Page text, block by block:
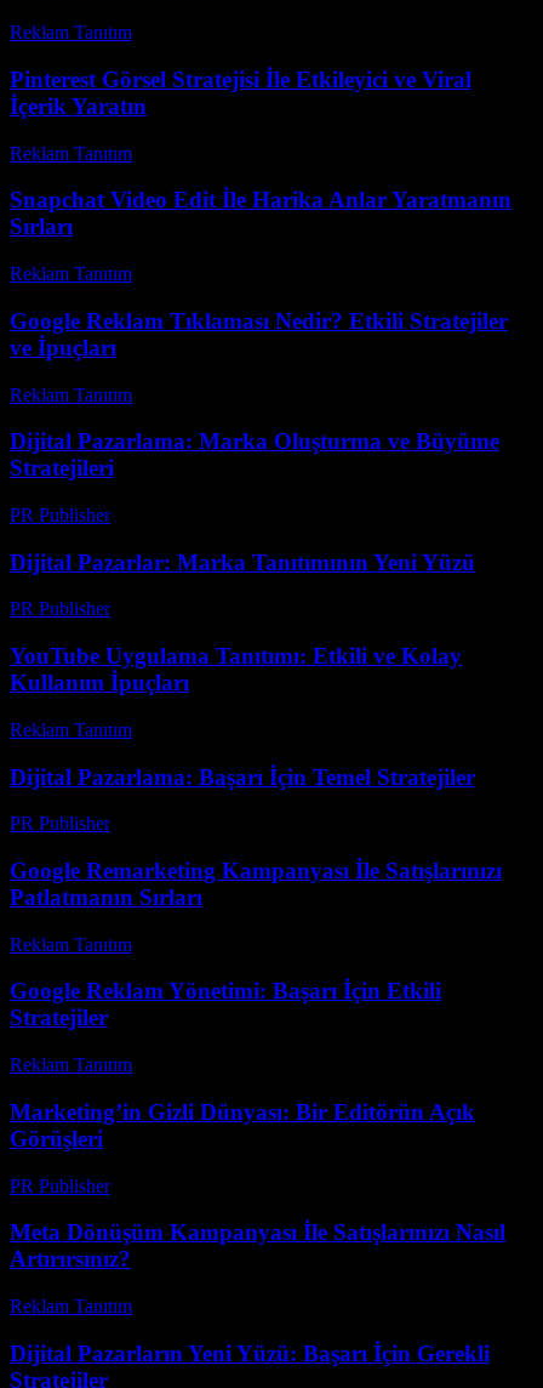
Reklam Tanıtım
Pinterest Görsel Stratejisi İle Etkileyici ve Viral
İçerik Yaratın
Reklam Tanıtım
Snapchat Video Edit İle Harika Anlar Yaratmanın
Sırları
Reklam Tanıtım
Google Reklam Tıklaması Nedir? Etkili Stratejiler
ve İpuçları
Reklam Tanıtım
Dijital Pazarlama: Marka Oluşturma ve Büyüme
Stratejileri
PR Publisher-
Dijital Pazarlar: Marka Tanıtımının Yeni Yüzü
PR Publisher-
YouTube Uygulama Tanıtımı: Etkili ve Kolay
Kullanım İpuçları
Reklam Tanıtım
Dijital Pazarlama: Başarı İçin Temel Stratejiler
PR Publisher-
Google Remarketing Kampanyası İle Satışlarınızı
Patlatmanın Sırları
Reklam Tanıtım
Google Reklam Yönetimi: Başarı İçin Etkili
Stratejiler
Reklam Tanıtım
Marketing’in Gizli Dünyası: Bir Editörün Açık
Görüşleri
PR Publisher-
Meta Dönüşüm Kampanyası İle Satışlarınızı Nasıl
Artırırsınız?
Reklam Tanıtım
Dijital Pazarların Yeni Yüzü: Başarı İçin Gerekli
Stratejiler